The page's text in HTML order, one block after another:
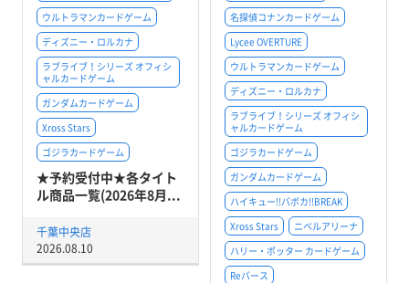
ウルトラマンカードゲーム
ディズニー・ロルカナ
ラブライブ！シリーズ オフィシ
ャルカードゲーム
ガンダムカードゲーム
Xross Stars
ゴジラカードゲーム
★予約受付中★各タイト
ル商品一覧(2026年8月...
千葉中央店
2026.08.10
名探偵コナンカードゲーム
Lycee OVERTURE
ウルトラマンカードゲーム
ディズニー・ロルカナ
ラブライブ！シリーズ オフィシ
ャルカードゲーム
ゴジラカードゲーム
ガンダムカードゲーム
ハイキュー!!バボカ!!BREAK
Xross Stars
ニベルアリーナ
ハリー・ポッター カードゲーム
Reバース